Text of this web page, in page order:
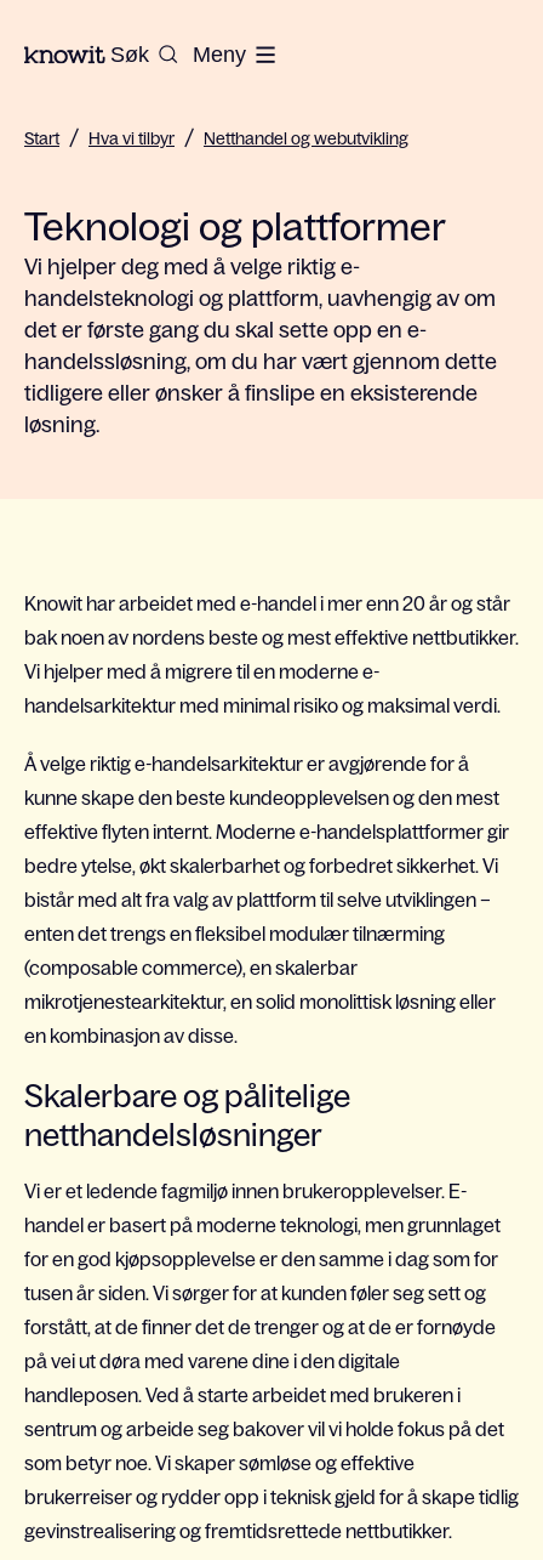
Til hjemmesiden til Knowit
Søk Meny
Start / Hva vi tilbyr / Netthandel og webutvikling
Teknologi og plattformer
Vi hjelper deg med å velge riktig e-
handelsteknologi og plattform, uavhengig av om
det er første gang du skal sette opp en e-
handelssløsning, om du har vært gjennom dette
tidligere eller ønsker å finslipe en eksisterende
løsning.
Knowit har arbeidet med e-handel i mer enn 20 år og står
bak noen av nordens beste og mest effektive nettbutikker.
Vi hjelper med å migrere til en moderne e-
handelsarkitektur med minimal risiko og maksimal verdi.
Å velge riktig e-handelsarkitektur er avgjørende for å
kunne skape den beste kundeopplevelsen og den mest
effektive flyten internt. Moderne e-handelsplattformer gir
bedre ytelse, økt skalerbarhet og forbedret sikkerhet. Vi
bistår med alt fra valg av plattform til selve utviklingen –
enten det trengs en fleksibel modulær tilnærming
(composable commerce), en skalerbar
mikrotjenestearkitektur, en solid monolittisk løsning eller
en kombinasjon av disse.
Skalerbare og pålitelige
netthandelsløsninger
Vi er et ledende fagmiljø innen brukeropplevelser. E-
handel er basert på moderne teknologi, men grunnlaget
for en god kjøpsopplevelse er den samme i dag som for
tusen år siden. Vi sørger for at kunden føler seg sett og
forstått, at de finner det de trenger og at de er fornøyde
på vei ut døra med varene dine i den digitale
handleposen. Ved å starte arbeidet med brukeren i
sentrum og arbeide seg bakover vil vi holde fokus på det
som betyr noe. Vi skaper sømløse og effektive
brukerreiser og rydder opp i teknisk gjeld for å skape tidlig
gevinstrealisering og fremtidsrettede nettbutikker.